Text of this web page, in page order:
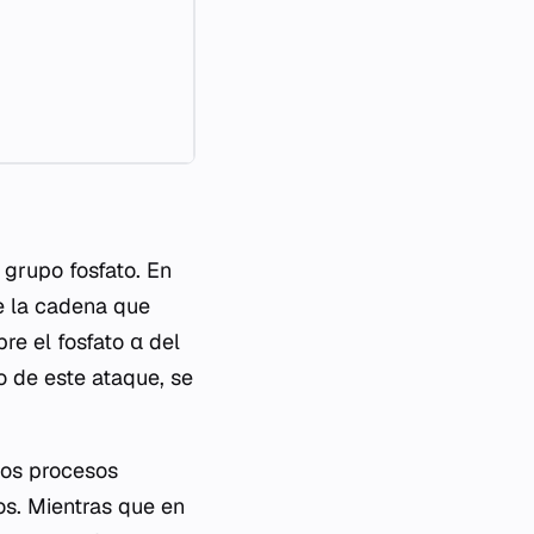
fosfato. En
la cadena que
el fosfato α del
de este ataque, se
procesos
Mientras que en